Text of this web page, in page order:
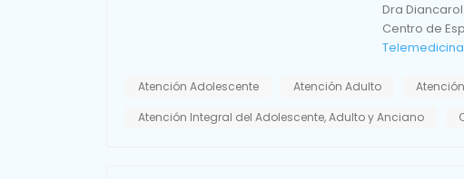
Dra
Centro de
Atención Adolescente Atención Adulto
Atención Integral del Adolescente, Adulto y Anciano